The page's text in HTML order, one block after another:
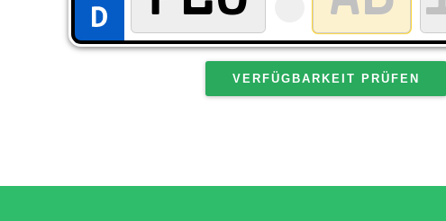
VERFÜGBARKEIT PRÜFEN